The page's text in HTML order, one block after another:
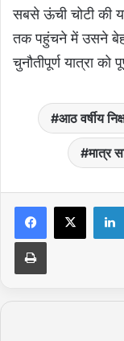
सबसे ऊंची चोटी की
तक पहुंचने में उसने
चुनौतीपूर्ण यात्रा को
आठ वर्षीय
मात्र